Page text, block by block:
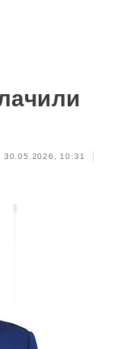
30.05.2026, 10:31